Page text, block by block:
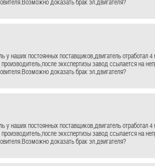
наших постоянных поставщиков,двигатель отработал 4
производитель,после эккспертизы завод ссылается на
доказать брак эл.двигателя?
наших постоянных поставщиков,двигатель отработал 4
производитель,после эккспертизы завод ссылается на
доказать брак эл.двигателя?